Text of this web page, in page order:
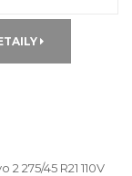
275/45 R21 110V